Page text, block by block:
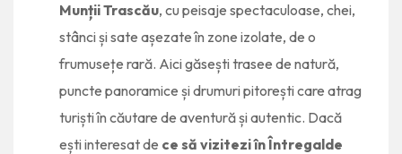
Munții Trascău, cu peisaje spectaculoase, chei,
stânci și sate așezate în zone izolate, de o
frumusețe rară. Aici găsești trasee de natură,
puncte panoramice și drumuri pitorești care atrag
turiști în căutare de aventură și autentic. Dacă
ești interesat de ce să vizitezi în Întregalde